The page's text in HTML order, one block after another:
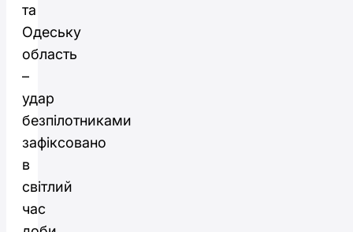
та
Одеську
область
–
удар
безпілотниками
зафіксовано
в
світлий
час